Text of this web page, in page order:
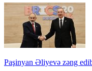
Paşinyan Əliyevə zəng